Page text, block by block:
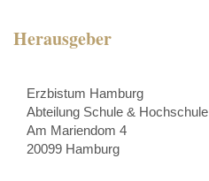
Herausgeber
Erzbistum Hamburg
Abteilung Schule & Hochschule
Am Mariendom 4
20099 Hamburg